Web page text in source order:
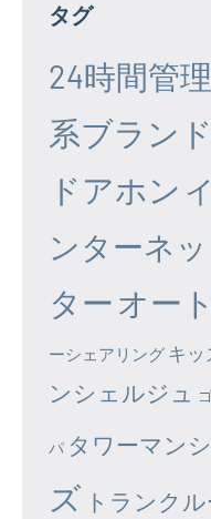
タグ
24時間管理
系ブラン
ドアホン
ンターネ
ター オー
ーシェアリング キッ
ンシェルジュ
パ タワーマン
ズ トランク